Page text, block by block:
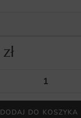
zł
DODAJ DO KOSZYKA